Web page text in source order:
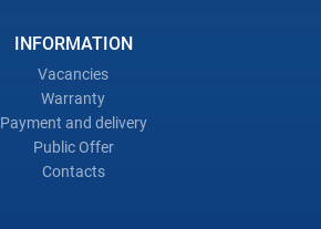
INFORMATION
Vacancies
Warranty
Payment and delivery
Public Offer
Contacts